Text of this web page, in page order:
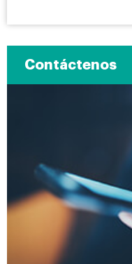
Contáctenos